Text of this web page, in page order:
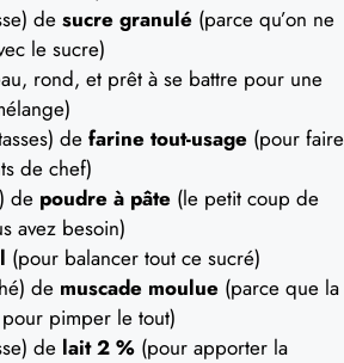
de sucre granulé (parce qu’on ne
le sucre)
rond, et prêt à se battre pour une
de farine tout-usage (pour faire
de chef)
de poudre à pâte (le petit coup de
avez besoin)
(pour balancer tout ce sucré)
de muscade moulue (parce que la
pimper le tout)
de lait 2 % (pour apporter la